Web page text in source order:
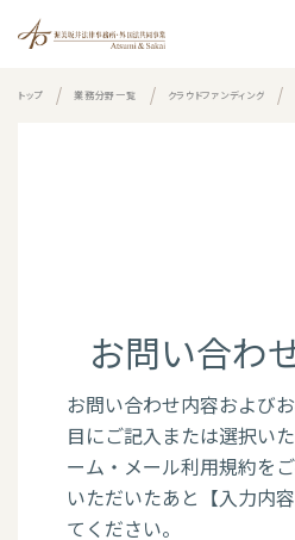
トップ 業務分野一覧 クラウドファンディング